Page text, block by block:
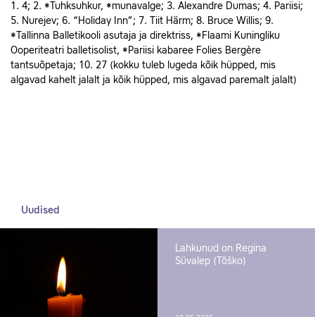
1. 4; 2. *Tuhksuhkur, *munavalge; 3. Alexandre Dumas; 4. Pariisi;
5. Nurejev; 6. “Holiday Inn”; 7. Tiit Härm; 8. Bruce Willis; 9.
*Tallinna Balletikooli asutaja ja direktriss, *Flaami Kuningliku
Ooperiteatri balletisolist, *Pariisi kabaree Folies Bergère
tantsuõpetaja; 10. 27 (kokku tuleb lugeda kõik hüpped, mis
algavad kahelt jalalt ja kõik hüpped, mis algavad paremalt jalalt)
Uudised
Lahkunud on Regina
Süvalep (Tõško)